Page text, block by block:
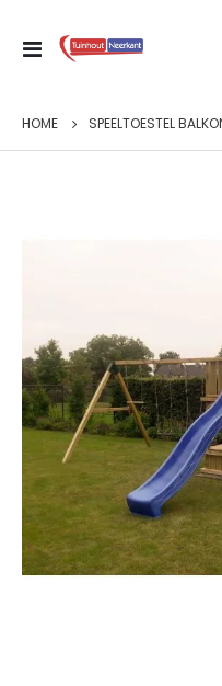
Toggle
HOME SPEELTOESTEL
afbeeldingen-
gallerij